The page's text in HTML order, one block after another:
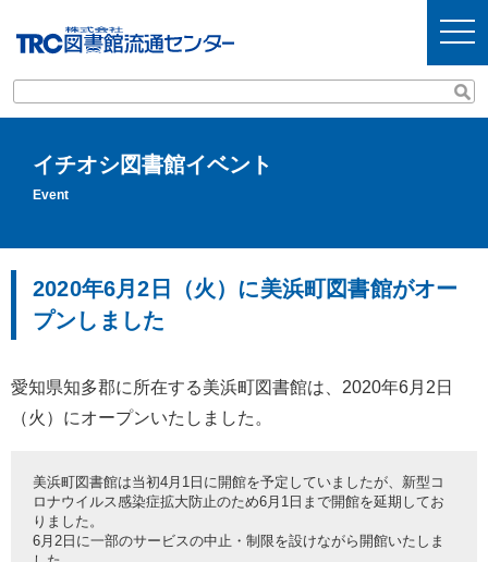
t
o
g
l
e
イチオシ図書館イベント
Event
2020年6月2日（火）に美浜町図書館がオー
プンしました
愛知県知多郡に所在する美浜町図書館は、2020年6月2日
（火）にオープンいたしました。
美浜町図書館は当初4月1日に開館を予定していましたが、新型コ
ロナウイルス感染症拡大防止のため6月1日まで開館を延期してお
りました。
6月2日に一部のサービスの中止・制限を設けながら開館いたしま